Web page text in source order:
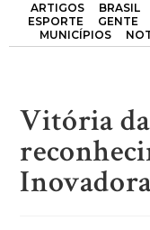
ARTIGOS BRASIL
ESPORTE
GENTE
MUNICÍPIOS
Vitória